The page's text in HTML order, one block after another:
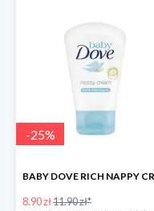
-25%
8.90 zł11.90 zł*